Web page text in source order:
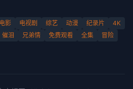
电影 电视剧 综艺 动漫 纪录片
4K
催泪 兄弟情 免费观看 全集
冒险